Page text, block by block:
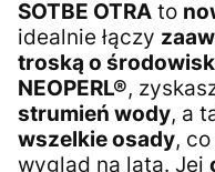
SOTBE OTRA to
idealnie łączy
troską o
NEOPERL®,
strumień wody, a
wszelkie osady,
wygląd na lata. Jej